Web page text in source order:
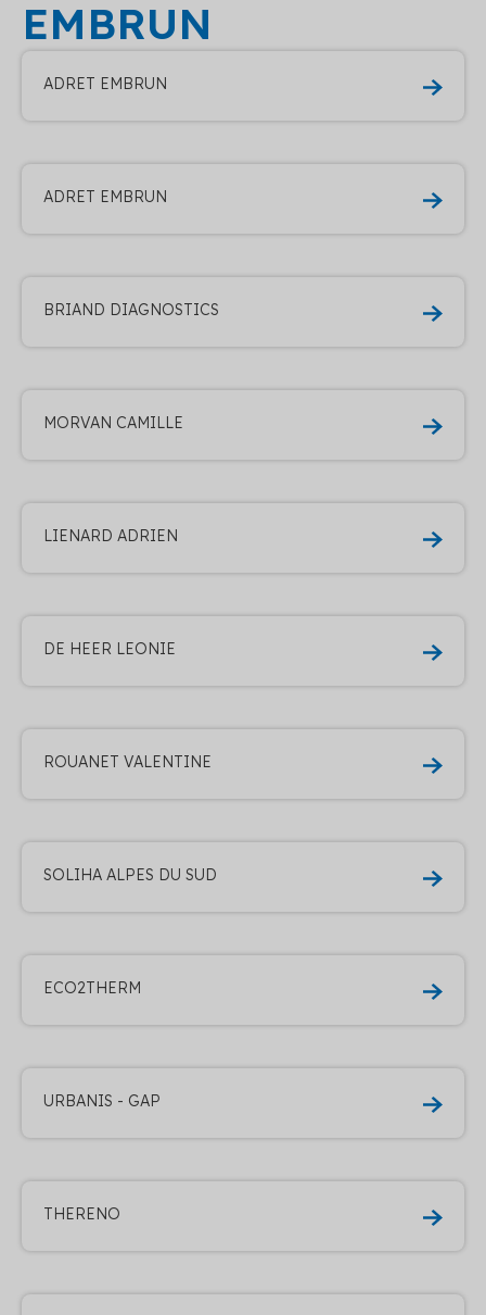
EMBRUN
ADRET EMBRUN
ADRET EMBRUN
BRIAND DIAGNOSTICS
MORVAN CAMILLE
LIENARD ADRIEN
DE HEER LEONIE
ROUANET VALENTINE
SOLIHA ALPES DU SUD
ECO2THERM
URBANIS - GAP
THERENO